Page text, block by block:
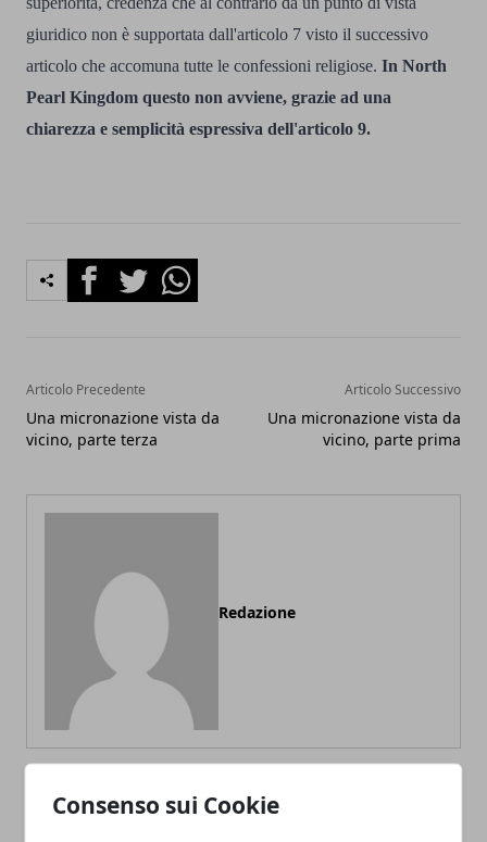
Consenso sui Cookie
giuridico non è supportata dall'articolo 7 visto il successivo
articolo che accomuna tutte le confessioni religiose. In North
Pearl Kingdom questo non avviene, grazie ad una
chiarezza e semplicità espressiva dell'articolo 9.
FacebookTwitterWhatsapp
Articolo Precedente
Una micronazione vista da
vicino, parte terza
Articolo Successivo
Una micronazione vista da
vicino, parte prima
Redazione
ARTICOLI CORRELATI